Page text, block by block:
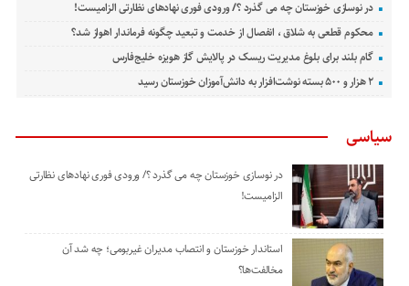
در نوسازی خوزستان چه می گذرد ؟/ ورودی فوری نهادهای نظارتی الزامیست!
محکوم قطعی به شلاق ، انفصال از خدمت و تبعید چگونه فرماندار اهواز شد؟
گام بلند برای بلوغ مدیریت ریسک در پالایش گاز هویزه خلیج‌فارس
۲ هزار و ۵۰۰ بسته نوشت‌افزار به دانش‌آموزان خوزستان رسید
سیاسی
در نوسازی خوزستان چه می گذرد ؟/ ورودی فوری نهادهای نظارتی
الزامیست!
استاندار خوزستان و انتصاب مدیران غیربومی؛ چه شد آن
مخالفت‌ها؟